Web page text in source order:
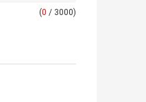
(0 / 3000)